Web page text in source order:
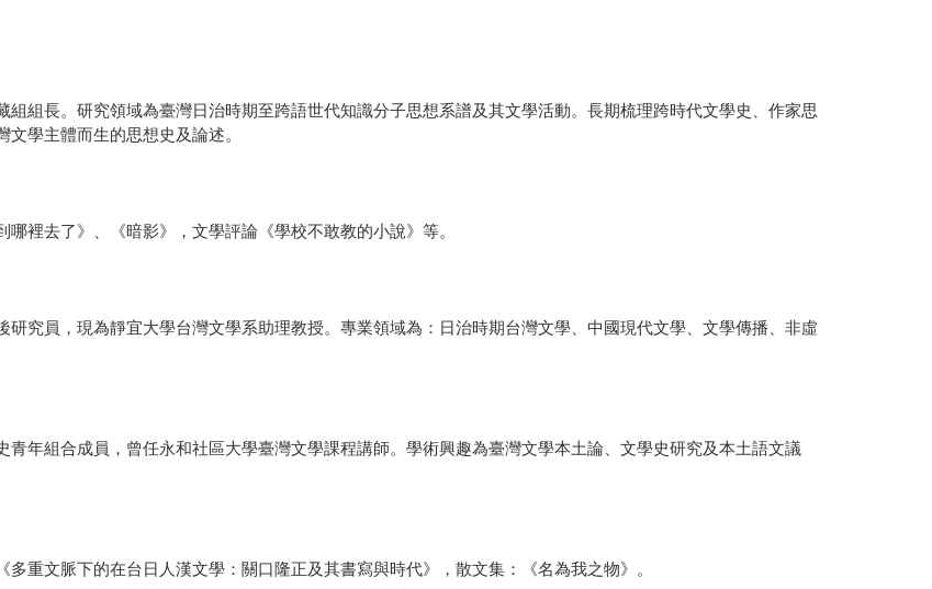
組長。研究領域為臺灣日治時期至跨語世代知識分子思想系譜及其文學活動。長期梳理跨時代文學史、作家思
學主體而生的思想史及論述。
裡去了》、《暗影》，文學評論《學校不敢教的小說》等。
究員，現為靜宜大學台灣文學系助理教授。專業領域為：日治時期台灣文學、中國現代文學、文學傳播、非虛
年組合成員，曾任永和社區大學臺灣文學課程講師。學術興趣為臺灣文學本土論、文學史研究及本土語文議
重文脈下的在台日人漢文學：關口隆正及其書寫與時代》，散文集：《名為我之物》。